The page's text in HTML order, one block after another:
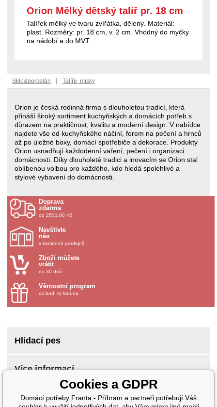
Orion Mělký dětský talíř pr. 18 cm
Talířek mělký ve tvaru zvířátka, dělený. Materiál:
plast. Rozměry: pr. 18 cm, v. 2 cm. Vhodný do myčky
na nádobí a do MVT.
Sklo&porcelán | Talíře, misky
Orion je česká rodinná firma s dlouholetou tradicí, která
přináší široký sortiment kuchyňských a domácích potřeb s
důrazem na praktičnost, kvalitu a moderní design. V nabídce
najdete vše od kuchyňského náčiní, forem na pečení a hrnců
až po úložné boxy, domácí spotřebiče a dekorace. Produkty
Orion usnadňují každodenní vaření, pečení i organizaci
domácnosti. Díky dlouholeté tradici a inovacím se Orion stal
oblíbenou volbou pro každého, kdo hledá spolehlivé a
stylové vybavení do domácnosti.
Doprava
zdarma
od 2501.00 Kč
Navštivte
nás
v kamenné prodejně
Zboží můžete
vrátit
do 30 dnů
Věrnostní program
co bod, to koruna
Hlidací pes
Více informací
Cookies a GDPR
Domácí potřeby Franta - Příbram a partneři potřebují Váš